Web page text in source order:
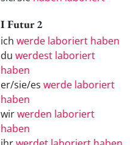
I Futur 2
ich werde laboriert haben
du werdest laboriert
haben
er/sie/es werde laboriert
haben
wirwerden laboriert
haben